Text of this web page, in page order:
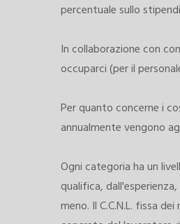
percentuale sullo
In collaborazione con
occuparci (per il
Per quanto concerne i
annualmente vengono
Ogni categoria ha un
qualifica,
meno. Il C.C.N.L. fissa